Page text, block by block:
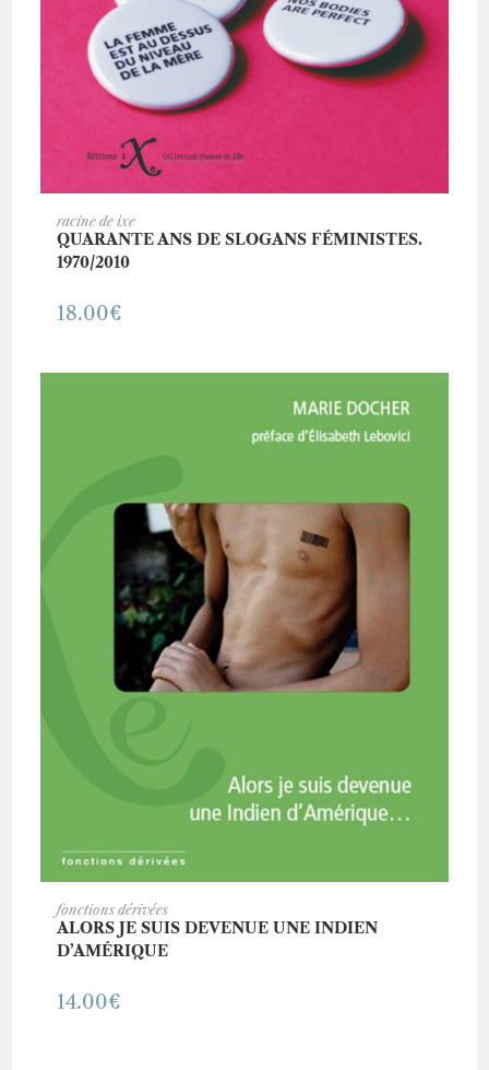
racine de ixe
QUARANTE ANS DE SLOGANS FÉMINISTES.
1970/2010
18.00€
AJOUTER AU PANIER
fonctions dérivées
ALORS JE SUIS DEVENUE UNE INDIEN
D’AMÉRIQUE
14.00€